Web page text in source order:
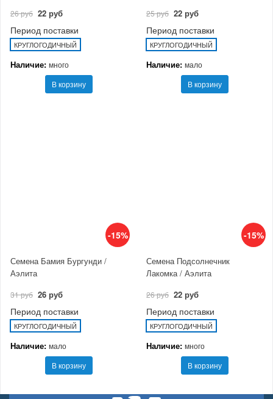
26 руб 22 руб
Период поставки
КРУГЛОГОДИЧНЫЙ
Наличие: много
В корзину
25 руб 22 руб
Период поставки
КРУГЛОГОДИЧНЫЙ
Наличие: мало
В корзину
-15%
Семена Бамия Бургунди /
Аэлита
31 руб 26 руб
Период поставки
КРУГЛОГОДИЧНЫЙ
Наличие: мало
В корзину
-15%
Семена Подсолнечник
Лакомка / Аэлита
26 руб 22 руб
Период поставки
КРУГЛОГОДИЧНЫЙ
Наличие: много
В корзину